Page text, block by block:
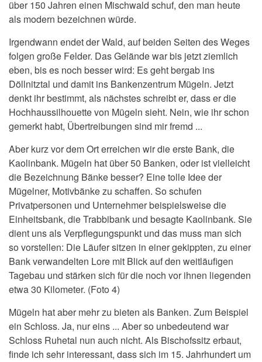
über 150 Jahren einen Mischwald schuf, den man heute
als modern bezeichnen würde.
Irgendwann endet der Wald, auf beiden Seiten des Weges
folgen große Felder. Das Gelände war bis jetzt ziemlich
eben, bis es noch besser wird: Es geht bergab ins
Döllnitztal und damit ins Bankenzentrum Mügeln. Jetzt
denkt ihr bestimmt, als nächstes schreibt er, dass er die
Hochhaussilhouette von Mügeln sieht. Nein, wie ihr schon
gemerkt habt, Übertreibungen sind mir fremd ...
Aber kurz vor dem Ort erreichen wir die erste Bank, die
Kaolinbank. Mügeln hat über 50 Banken, oder ist vielleicht
die Bezeichnung Bänke besser? Eine tolle Idee der
Mügelner, Motivbänke zu schaffen. So schufen
Privatpersonen und Unternehmer beispielsweise die
Einheitsbank, die Trabbibank und besagte Kaolinbank. Sie
dient uns als Verpflegungspunkt und das muss man sich
so vorstellen: Die Läufer sitzen in einer gekippten, zu einer
Bank verwandelten Lore mit Blick auf den weitläufigen
Tagebau und stärken sich für die noch vor ihnen liegenden
etwa 30 Kilometer. (Foto 4)
Mügeln hat aber mehr zu bieten als Banken. Zum Beispiel
ein Schloss. Ja, nur eins ... Aber so unbedeutend war
Schloss Ruhetal nun auch nicht. Als Bischofssitz erbaut,
finde ich sehr interessant, dass sich im 15. Jahrhundert um